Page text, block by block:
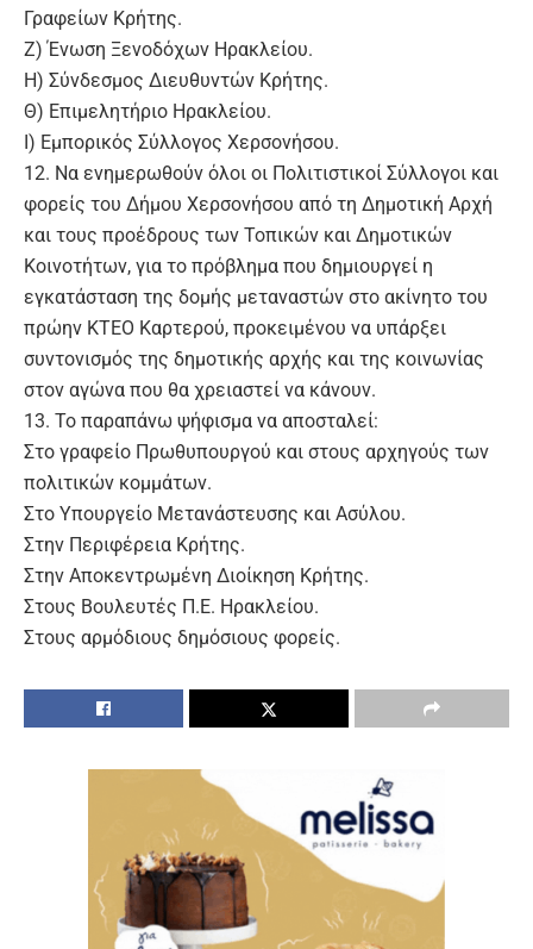
Γραφείων Κρήτης.
Ζ) Ένωση Ξενοδόχων Ηρακλείου.
Η) Σύνδεσμος Διευθυντών Κρήτης.
Θ) Επιμελητήριο Ηρακλείου.
Ι) Εμπορικός Σύλλογος Χερσονήσου.
12. Να ενημερωθούν όλοι οι Πολιτιστικοί Σύλλογοι και
φορείς του Δήμου Χερσονήσου από τη Δημοτική Αρχή
και τους προέδρους των Τοπικών και Δημοτικών
Κοινοτήτων, για το πρόβλημα που δημιουργεί η
εγκατάσταση της δομής μεταναστών στο ακίνητο του
πρώην ΚΤΕΟ Καρτερού, προκειμένου να υπάρξει
συντονισμός της δημοτικής αρχής και της κοινωνίας
στον αγώνα που θα χρειαστεί να κάνουν.
13. Το παραπάνω ψήφισμα να αποσταλεί:
Στο γραφείο Πρωθυπουργού και στους αρχηγούς των
πολιτικών κομμάτων.
Στο Υπουργείο Μετανάστευσης και Ασύλου.
Στην Περιφέρεια Κρήτης.
Στην Αποκεντρωμένη Διοίκηση Κρήτης.
Στους Βουλευτές Π.Ε. Ηρακλείου.
Στους αρμόδιους δημόσιους φορείς.